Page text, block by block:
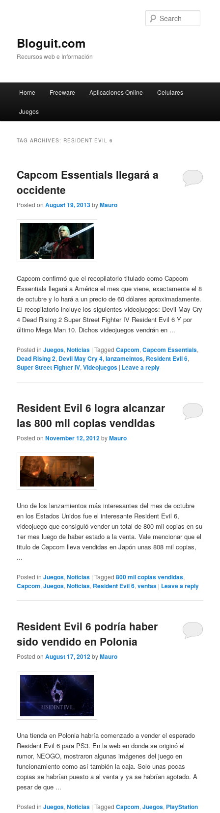
Bloguit.com
Recursos web e Información
Skip
to
Skip
to
Home Freeware Aplicaciones Online Celulares
Juegos
TAG ARCHIVES: RESIDENT EVIL 6
Capcom Essentials llegará a
occidente
Posted onAugust 19, 2013byMauro
Capcom confirmó que el recopilatorio titulado como Capcom
Essentials llegará a América el mes que viene, exactamente el 8
de octubre y lo hará a un precio de 60 dólares aproximadamente.
El recopilatorio incluye los siguientes videojuegos: Devil May Cry
4 Dead Rising 2 Super Street Fighter IV Resident Evil 6 Y por
último Mega Man 10. Dichos videojuegos vendrán en ...
Posted in Juegos,Noticias |Tagged Capcom,Capcom Essentials,
Dead Rising 2, Devil May Cry 4,lanzameintos, Resident Evil 6,
Super Street Fighter IV,Videojuegos | Leave a reply
Resident Evil 6 logra alcanzar
las 800 mil copias vendidas
Posted onNovember 12, 2012byMauro
Uno de los lanzamientos más interesantes del mes de octubre
en los Estados Unidos fue el interesante Resident Evil 6,
videojuego que consiguió vender un total de 800 mil copias en su
1er mes luego de haber estado a la venta. Vale mencionar que el
titulo de Capcom lleva vendidas en Japón unas 808 mil copias,
...
Posted in Juegos,Noticias |Tagged 800 mil copias vendidas,
Capcom,Juegos,Noticias, Resident Evil 6,ventas | Leave a reply
Resident Evil 6 podría haber
sido vendido en Polonia
Posted onAugust 17, 2012byMauro
Una tienda en Polonia habría comenzado a vender el esperado
Resident Evil 6 para PS3. En la web en donde se originó el
rumor, NEOGO, mostraron algunas imágenes del juego en
funcionamiento como así también la caja. Solo unas pocas
copias se habrían puesto a al venta y ya se habrían agotado. A
pesar de que ...
Posted in Juegos,Noticias |Tagged Capcom,Juegos, PlayStation